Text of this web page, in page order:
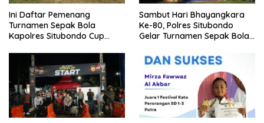
Ini Daftar Pemenang
Turnamen Sepak Bola
Kapolres Situbondo Cup
10 Tahun
Sambut Hari Bhayangkara
Ke-80, Polres Situbondo
Gelar Turnamen Sepak Bola